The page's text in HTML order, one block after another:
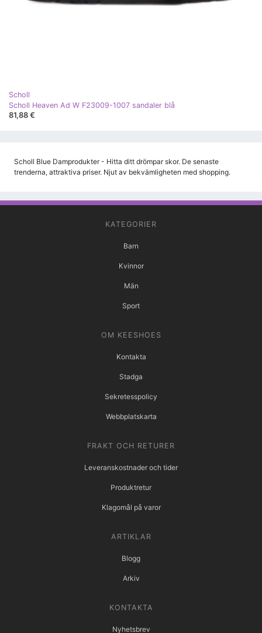
Scholl
Scholl Heaven Ad W F23009-1007 sandaler blå
81,88 €
Scholl Blue Damprodukter - Hitta ditt drömpar skor. De senaste
trenderna, attraktiva priser. Njut av bekvämligheten med shopping.
KATEGORIER
Barn
Kvinnor
Män
Sport
OM KEESHOES
Kontakta
Stadga
Sekretesspolicy
Webbplatskarta
FRAKT OCH RETURER
Leveranskostnader och tider
Produktretur
Klagomål på varor
ARTIKLAR
Blogg
Arkiv
KONTAKTA
Nyhetsbrev